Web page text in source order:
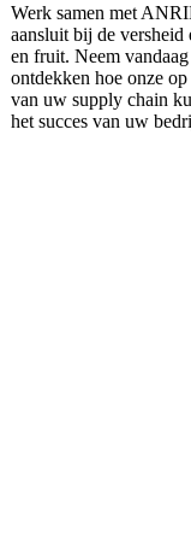
Werk samen met
aansluit bij de
en fruit. Neem
ontdekken hoe onze
van uw supply chain
het succes van uw